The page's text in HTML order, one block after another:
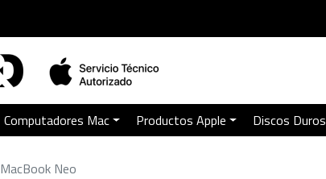
Computadores Mac Productos Apple Discos Duros
MacBook Neo